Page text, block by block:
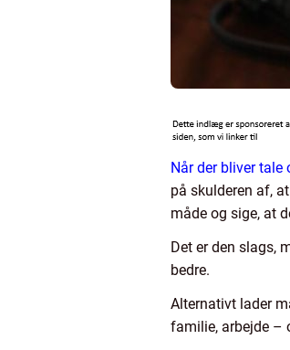
Når der bliver
på skulderen af,
måde og sige, at
Det er den slags,
bedre.
Alternativt lader
familie, arbejde –